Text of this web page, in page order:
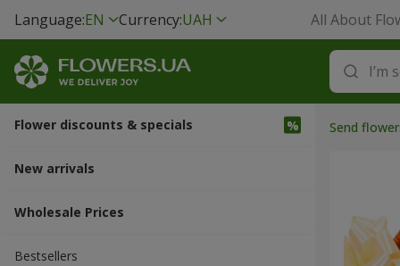
Language:EN Currency:UAH All About
Flower discounts & specials
New arrivals
Wholesale Prices
Bestsellers
Send